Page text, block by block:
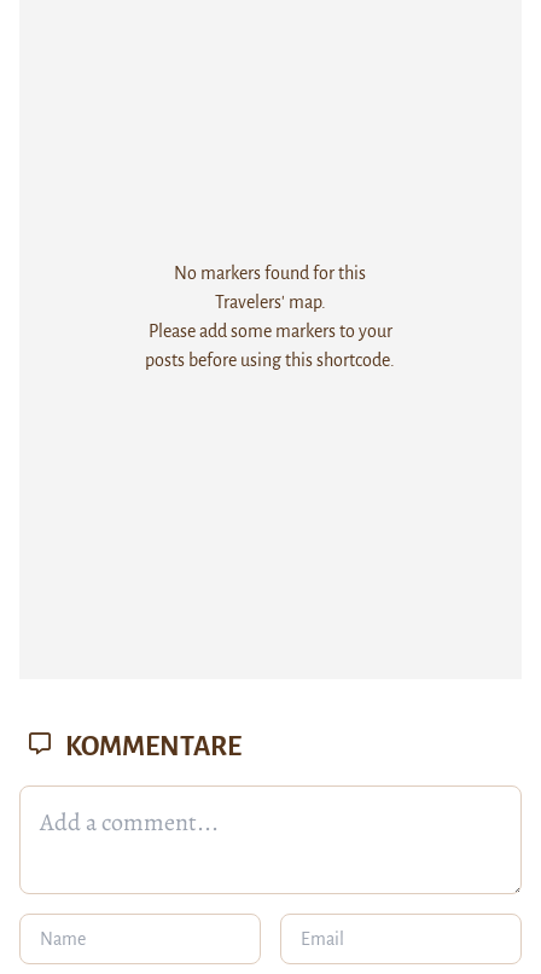
No markers found for this
Travelers' map.
Please add some markers to your
posts before using this shortcode.
KOMMENTARE